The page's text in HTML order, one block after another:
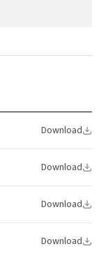
Download
Download
Download
Download